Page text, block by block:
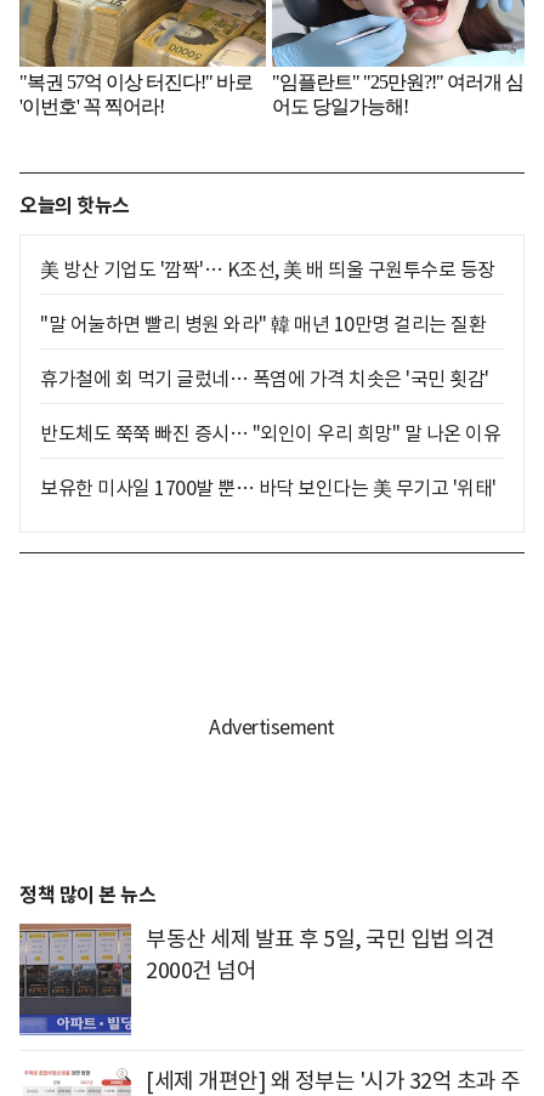
오늘의 핫뉴스
美 방산 기업도 '깜짝'… K조선, 美 배 띄울 구원투수로 등장
"말 어눌하면 빨리 병원 와라" 韓 매년 10만명 걸리는 질환
휴가철에 회 먹기 글렀네… 폭염에 가격 치솟은 '국민 횟감'
반도체도 쭉쭉 빠진 증시… "외인이 우리 희망" 말 나온 이유
보유한 미사일 1700발 뿐… 바닥 보인다는 美 무기고 '위태'
정책 많이 본 뉴스
부동산 세제 발표 후 5일, 국민 입법 의견
2000건 넘어
[세제 개편안] 왜 정부는 '시가 32억 초과 주